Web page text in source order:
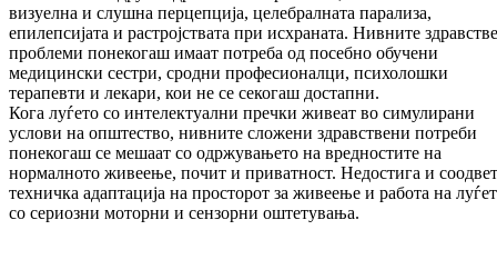
визуелна и слушна перцепција, целебралната парализа,
епилепсијата и растројствата при исхраната. Нивните
проблеми понекогаш имаат потреба од посебно обучени
медицински сестри, сродни професионалци, психолошки
терапевти и лекари, кои не се секогаш достапни.
Кога луѓето со интелектуални пречки живеат во симулирани
услови на општество, нивните сложени здравствени потреби
понекогаш се мешаат со одржувањето на вредностите на
нормалното живеење, почит и приватност. Недостига и
техничка адаптација на просторот за живеење и работа на
со сериозни моторни и сензорни оштетувања.